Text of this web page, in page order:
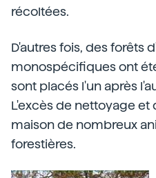
récoltées.
D'autres fois, des forêts
monospécifiques ont
sont placés l'un après
L'excès de nettoyage et
maison de nombreux
forestières.